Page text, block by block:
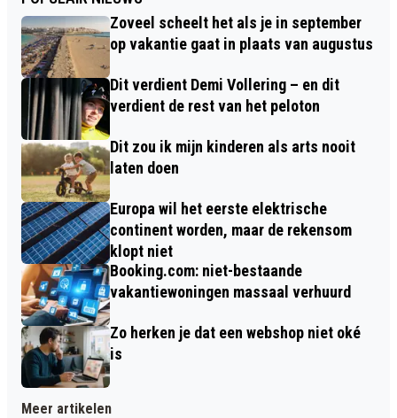
Zoveel scheelt het als je in september
op vakantie gaat in plaats van augustus
Dit verdient Demi Vollering – en dit
verdient de rest van het peloton
Dit zou ik mijn kinderen als arts nooit
laten doen
Europa wil het eerste elektrische
continent worden, maar de rekensom
klopt niet
Booking.com: niet-bestaande
vakantiewoningen massaal verhuurd
Zo herken je dat een webshop niet oké
is
Meer artikelen